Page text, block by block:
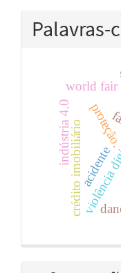
Palavras-
crédito imobiliário
world fair
indústria 4.0
acidente